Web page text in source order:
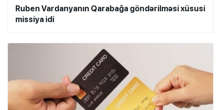
Ruben Vardanyanın Qarabağa göndərilməsi xüsusi
missiya idi